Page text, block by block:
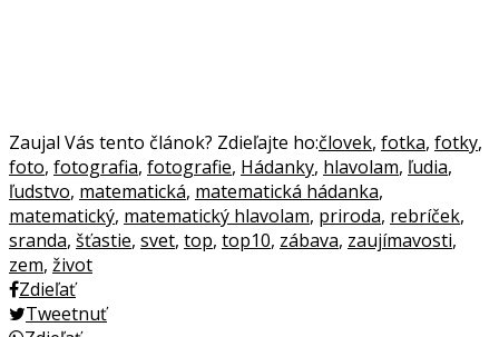
Zaujal Vás tento článok? Zdieľajte ho:človek, fotka, fotky,
foto, fotografia, fotografie, Hádanky, hlavolam, ľudia,
ľudstvo, matematická, matematická hádanka,
matematický, matematický hlavolam, priroda, rebríček,
sranda, šťastie, svet, top, top10, zábava, zaujímavosti,
zem, život
Zdieľať
Tweetnuť